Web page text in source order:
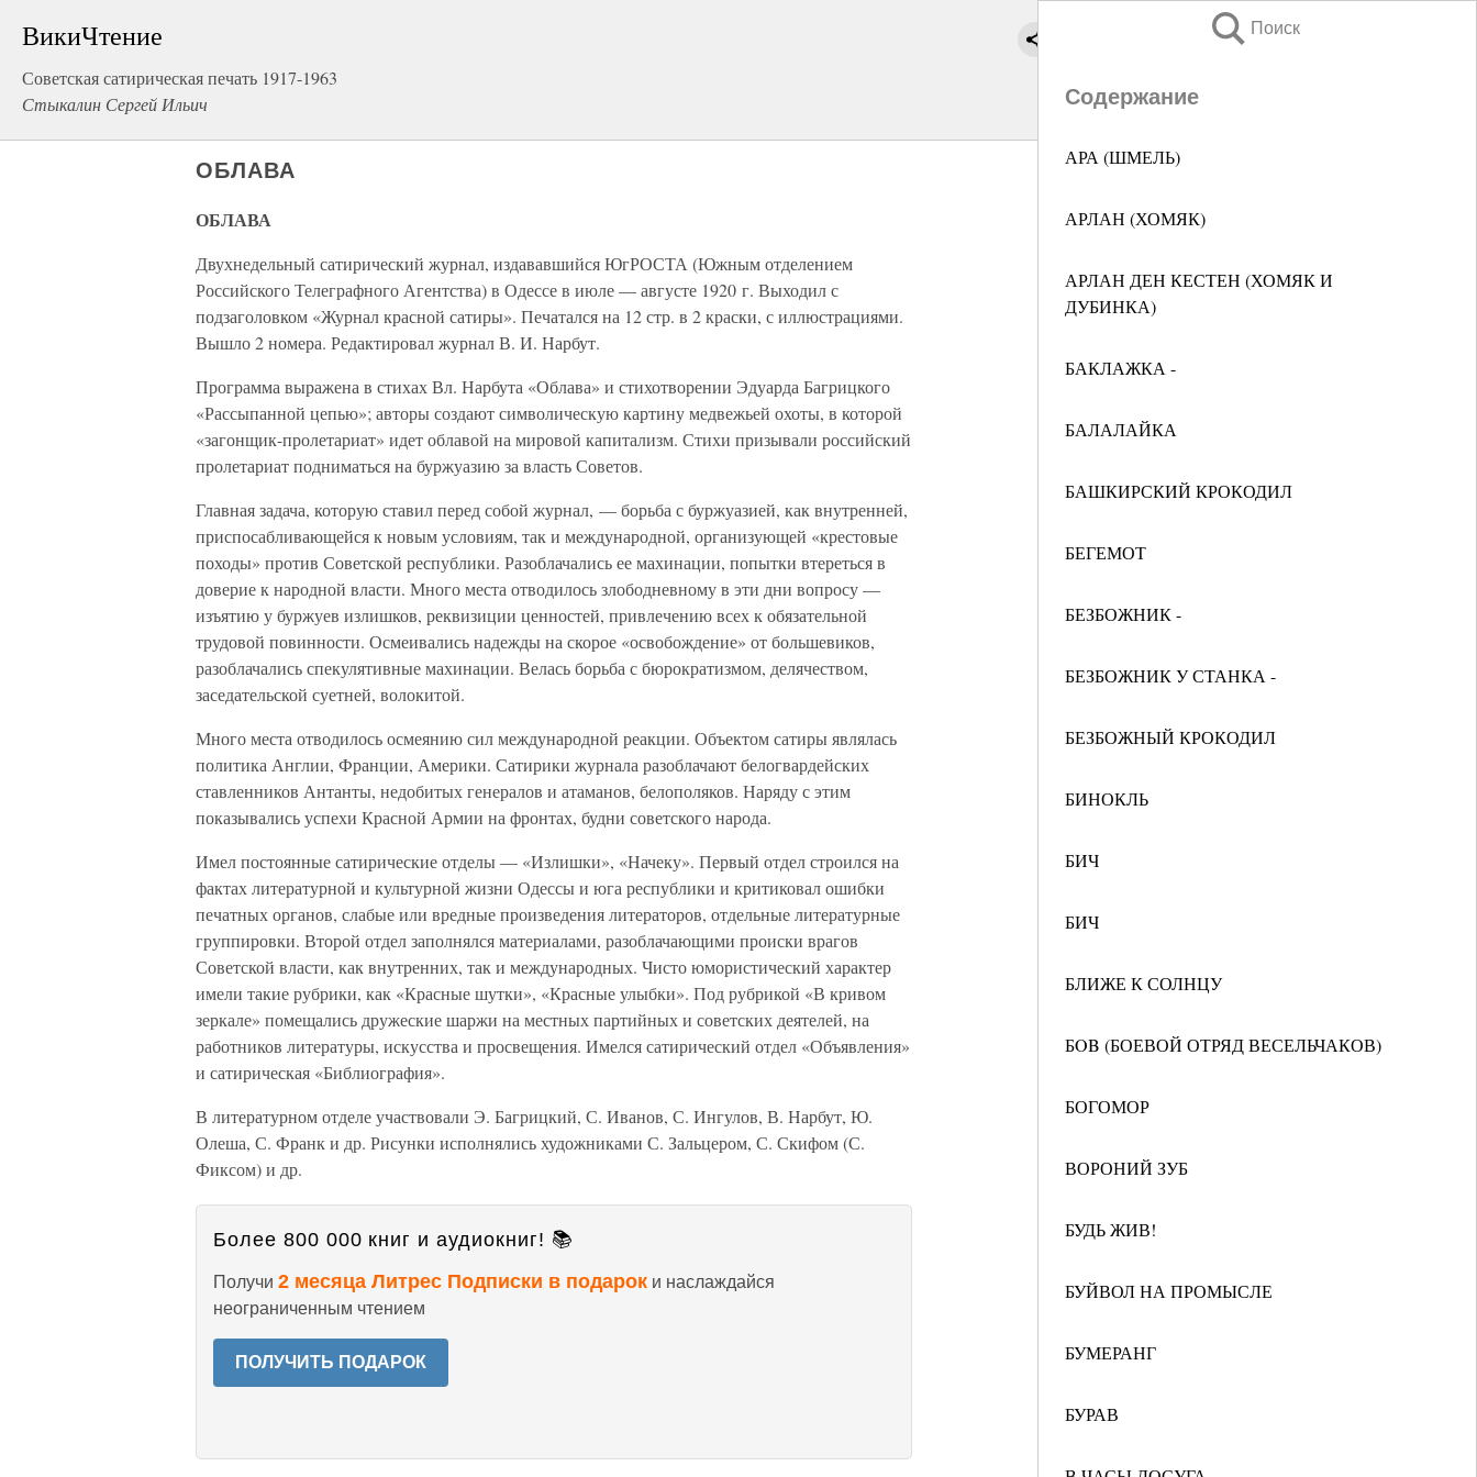
ВикиЧтение
Советская сатирическая печать 1917-1963
Стыкалин Сергей Ильич
Поиск
Содержание
АРА (ШМЕЛЬ)
АРЛАН (ХОМЯК)
АРЛАН ДЕН КЕСТЕН (ХОМЯК И
ДУБИНКА)
БАКЛАЖКА -
БАЛАЛАЙКА
БАШКИРСКИЙ КРОКОДИЛ
БЕГЕМОТ
БЕЗБОЖНИК -
БЕЗБОЖНИК У СТАНКА -
БЕЗБОЖНЫЙ КРОКОДИЛ
БИНОКЛЬ
БИЧ
БИЧ
БЛИЖЕ К СОЛНЦУ
БOB (БОЕВОЙ ОТРЯД ВЕСЕЛЬЧАКОВ)
БОГОМОР
ВОРОНИЙ ЗУБ
БУДЬ ЖИВ!
БУЙВОЛ НА ПРОМЫСЛЕ
БУМЕРАНГ
БУРАВ
ОБЛАВА
ОБЛАВА
Двухнедельный сатирический журнал, издававшийся ЮгРОСТА (Южным отделением
Российского Телеграфного Агентства) в Одессе в июле — августе 1920 г. Выходил с
подзаголовком «Журнал красной сатиры». Печатался на 12 стр. в 2 краски, с иллюстрациями.
Вышло 2 номера. Редактировал журнал В. И. Нарбут.
Программа выражена в стихах Вл. Нарбута «Облава» и стихотворении Эдуарда Багрицкого
«Рассыпанной цепью»; авторы создают символическую картину медвежьей охоты, в которой
«загонщик-пролетариат» идет облавой на мировой капитализм. Стихи призывали российский
пролетариат подниматься на буржуазию за власть Советов.
Главная задача, которую ставил перед собой журнал, — борьба с буржуазией, как внутренней,
приспосабливающейся к новым условиям, так и международной, организующей «крестовые
походы» против Советской республики. Разоблачались ее махинации, попытки втереться в
доверие к народной власти. Много места отводилось злободневному в эти дни вопросу —
изъятию у буржуев излишков, реквизиции ценностей, привлечению всех к обязательной
трудовой повинности. Осмеивались надежды на скорое «освобождение» от большевиков,
разоблачались спекулятивные махинации. Велась борьба с бюрократизмом, делячеством,
заседательской суетней, волокитой.
Много места отводилось осмеянию сил международной реакции. Объектом сатиры являлась
политика Англии, Франции, Америки. Сатирики журнала разоблачают белогвардейских
ставленников Антанты, недобитых генералов и атаманов, белополяков. Наряду с этим
показывались успехи Красной Армии на фронтах, будни советского народа.
Имел постоянные сатирические отделы — «Излишки», «Начеку». Первый отдел строился на
фактах литературной и культурной жизни Одессы и юга республики и критиковал ошибки
печатных органов, слабые или вредные произведения литераторов, отдельные литературные
группировки. Второй отдел заполнялся материалами, разоблачающими происки врагов
Советской власти, как внутренних, так и международных. Чисто юмористический характер
имели такие рубрики, как «Красные шутки», «Красные улыбки». Под рубрикой «В кривом
зеркале» помещались дружеские шаржи на местных партийных и советских деятелей, на
работников литературы, искусства и просвещения. Имелся сатирический отдел «Объявления»
и сатирическая «Библиография».
В литературном отделе участвовали Э. Багрицкий, С. Иванов, С. Ингулов, В. Нарбут, Ю.
Олеша, С. Франк и др. Рисунки исполнялись художниками С. Зальцером, С. Скифом (С.
Фиксом) и др.
Более 800 000 книг и аудиокниг! 📚
Получи 2 месяца Литрес Подписки в подарок и наслаждайся
неограниченным чтением
ПОЛУЧИТЬ ПОДАРОК